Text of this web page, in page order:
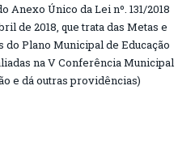
Anexo Único da Lei nº. 131/2018
de 2018, que trata das Metas e
do Plano Municipal de Educação
na V Conferência Municipal
e dá outras providências)